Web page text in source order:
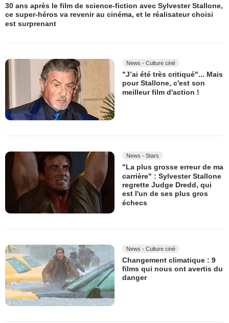
30 ans après le film de science-fiction avec Sylvester Stallone,
ce super-héros va revenir au cinéma, et le réalisateur choisi
est surprenant
News - Culture ciné
"J’ai été très critiqué"... Mais
pour Stallone, c'est son
meilleur film d'action !
News - Stars
"La plus grosse erreur de ma
carrière" : Sylvester Stallone
regrette Judge Dredd, qui
est l'un de ses plus gros
échecs
News - Culture ciné
Changement climatique : 9
films qui nous ont avertis du
danger